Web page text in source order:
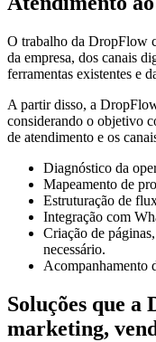
O trabalho da DropFlow
da empresa, dos canais
ferramentas existentes e
A partir disso, a
considerando o objetivo
de atendimento e os
Diagnóstico da
Mapeamento de
Estruturação de
Integração com
Criação de
necessário.
Acompanhamento
Soluções que
marketing,